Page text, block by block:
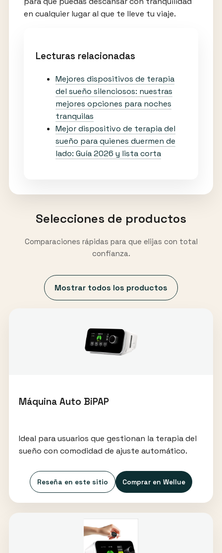
en cualquier lugar al que te lleve tu viaje.
Lecturas relacionadas
Mejores dispositivos de terapia
del sueño silenciosos: nuestras
mejores opciones para noches
tranquilas
Mejor dispositivo de terapia del
sueño para quienes duermen de
lado: Guía 2026 y lista corta
Selecciones de productos
Comparaciones rápidas para que elijas con total
confianza.
Mostrar todos los productos
Máquina Auto BiPAP
Ideal para usuarios que gestionan la terapia del
sueño con comodidad de ajuste automático.
Reseña en este sitio Comprar en Wellue